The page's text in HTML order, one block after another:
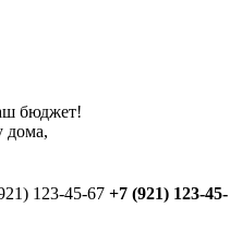
бюджет!
дома,
123-45-67 +7 (921) 123-45-